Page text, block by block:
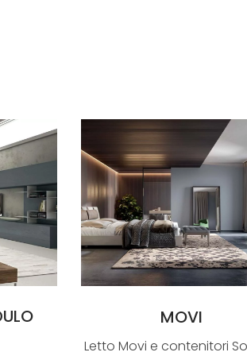
MOVI
Letto Movi e contenitori